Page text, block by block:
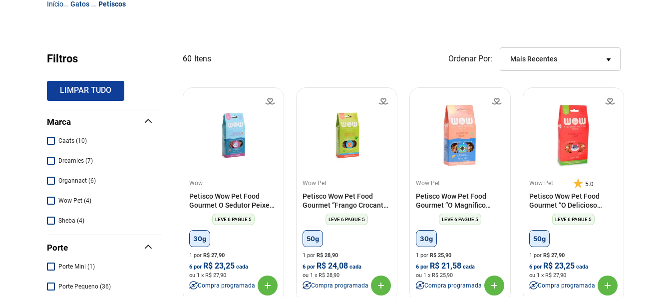
Gatos Petiscos
Filtros
Marca
Caats (10)
Dreamies (7)
Organnact (6)
Wow Pet (4)
Sheba (4)
Porte
Porte Mini (1 )
Porte Pequeno (36)
LIMPAR TUDO
60 Ordenar Por Mais Recentes
Wow
Petisco Wow Pet Food
Gourmet O Sedutor Peixe
Com Catnip Para Gatos
LEVE 6 PAGUE 5
30g
1 porR$27,90
6 por R$23,25 cada
ou 1 x R$27,90
Compra programada
Wow Pet
Petisco Wow Pet Food
Gourmet “Frango Crocante
Com Catnip” Para Gatos
LEVE 6 PAGUE 5
50g
1 porR$28,90
6 por R$24,08 cada
ou 1 x R$28,90
Compra programada
Wow Pet
Petisco Wow Pet Food
Gourmet “O Magnífico
Peixe Crocante” Para Gatos
LEVE 6 PAGUE 5
30g
1 por R$ 25,90
6por R$ 21,58 cada
ou 1 x R$ 25,90
Compra programada
Wow Pet 5.0
Petisco Wow Pet Food
Gourmet “O Delicioso
Frango Crocante” Para
Gatos 50GLEVE 6 PAGUE 5
50g
1 por R$ 27,90
6por R$ 23,25 cada
ou 1 x R$ 27,90
Compra programada